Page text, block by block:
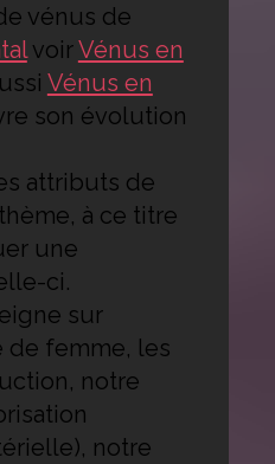
vénus de
voirVénus en
Vénus en
son évolution
attributs de
à ce titre
une
ci.
sur
de femme, les
notre
notre